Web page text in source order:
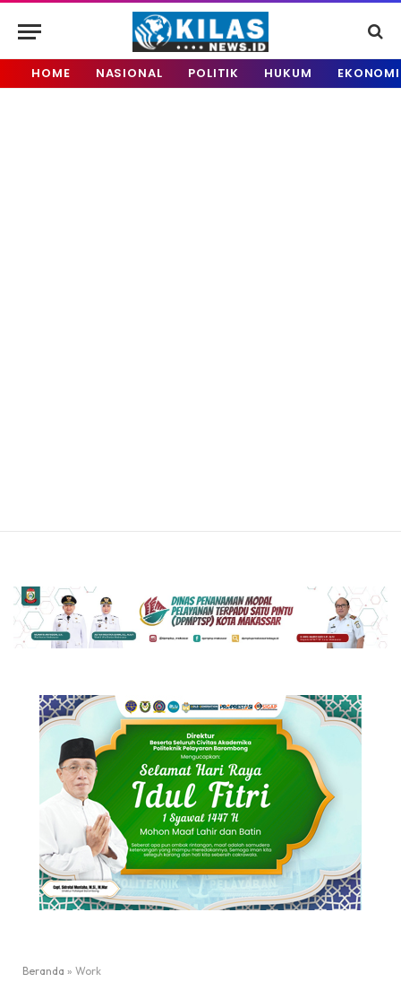
HOME NASIONAL POLITIK HUKUM EKONOMI
Beranda » Work